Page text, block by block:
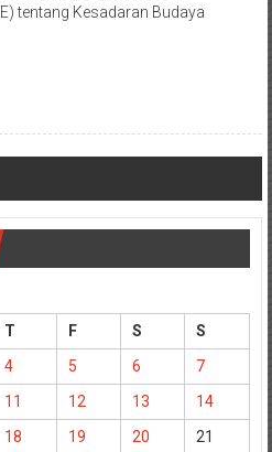
tentang Kesadaran Budaya
T F S
S
4 5 6
7
11 12 13
14
18 19 20 21